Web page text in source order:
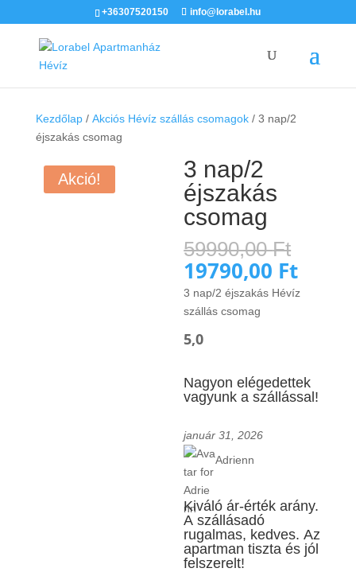
+36307520150 info@lorabel.hu
Kezdőlap/ Akciós Hévíz szállás csomagok/ 3 nap/2
éjszakás csomag
Akció!
3 nap/2
éjszakás
csomag
59990,00Ft
19790,00 Ft
price
3 nap/2 éjszakás Hévíz
szállás csomag
5,0
Nagyon elégedettek
vagyunk a szállással!
január 31, 2026
Adrienn
Kiváló ár-érték arány.
A szállásadó
rugalmas, kedves. Az
apartman tiszta és jól
felszerelt!